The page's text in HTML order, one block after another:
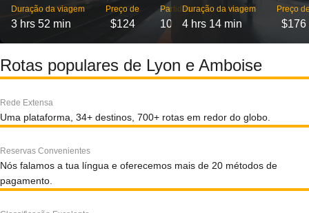
Duração da viagem
3 hrs 52 min
Preço de
$124
Partidas
10
Duração da viagem
4 hrs 14 min
Preço
$176
Rotas populares de Lyon e Amboise
Rede Extensa
Uma plataforma, 34+ destinos, 700+ rotas em redor do globo.
Reservas Convenientes
Nós falamos a tua língua e oferecemos mais de 20 métodos de
pagamento.